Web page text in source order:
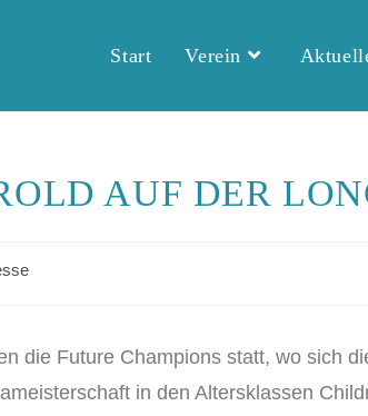
Start Verein
AUF DER
die Future Champions statt, wo sich
in den Altersklassen